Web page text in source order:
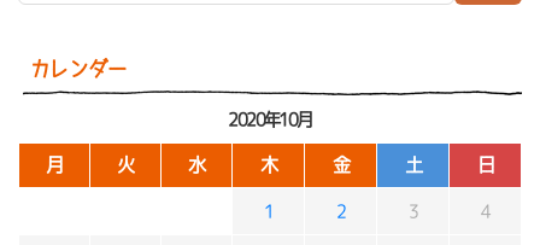
カレンダー
2020年10月
月 火 水 木 金 土 日
1 2 3 4